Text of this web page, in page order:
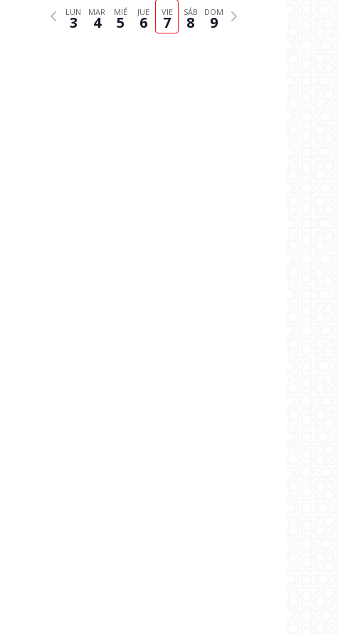
LUN
3
MAR
4
MIÉ
5
JUE
6
VIE
7
SÁB
8
DOM
9
N